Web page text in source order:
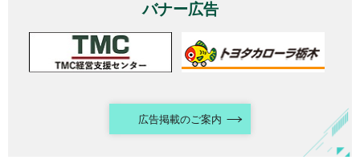
バナー広告
広告掲載のご案内